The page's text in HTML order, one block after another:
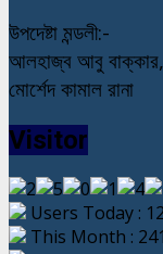
উপদেষ্টা মন্ডলী:-
আলহাজ্ব আবু বাক্কার,
মোর্শেদ কামাল রানা
Visitor
Users Today :
This Month :